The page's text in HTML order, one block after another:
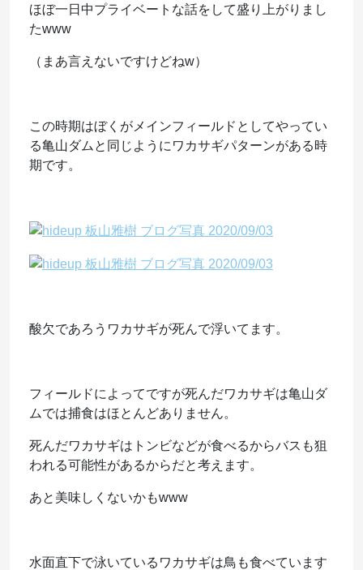
ほぼ一日中プライベートな話をして盛り上がりまし
たwww
（まあ言えないですけどねw）
この時期はぼくがメインフィールドとしてやってい
る亀山ダムと同じようにワカサギパターンがある時
期です。
酸欠であろうワカサギが死んで浮いてます。
フィールドによってですが死んだワカサギは亀山ダ
ムでは捕食はほとんどありません。
死んだワカサギはトンビなどが食べるからバスも狙
われる可能性があるからだと考えます。
あと美味しくないかもwww
水面直下で泳いているワカサギは鳥も食べています